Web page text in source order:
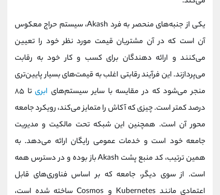
یکی از جنبه‌های منحصر به فرد Akash، سیستم حراج معکوس
آن است که در آن مشتریان قیمت مورد نظر خود را تعیین
می‌کنند و ارائه دهندگان برای کسب و کار خود به رقابت
می‌پردازند. این فرآیند رقابتی اغلب به قیمت‌های بسیار پایین‌تری
منجر می‌شود که در مقایسه با سایر سیستم‌های ابری
تا ۸۵
درصد کمتر است. چیزی که آکاش را متمایز می‌کند، رویکرد جامعه
محور آن است. همچنین این شبکه تحت مالکیت و مدیریت
جامعه خود است و خدمات عمومی رایگان ارائه می‌دهد. به
همین ترتیب، کد منبع پشت Akash باز بوده و در دسترس همه
است. از سوی دیگر، جامعه که بر اساس فناوری‌های قابل
اعتمادی مانند Kubernetes و Cosmos ساخته شده است،